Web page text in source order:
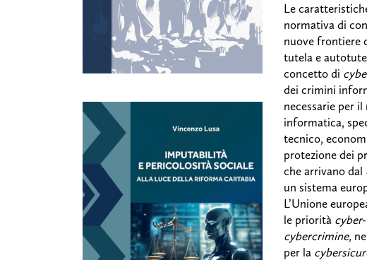
Le
normativa di
nuove frontiere
tutela e
concetto di
dei crimini
necessarie per
informatica,
tecnico,
protezione dei
che arrivano dal
un sistema
L’Unione
le priorità cyber
cybercrimine,
per la